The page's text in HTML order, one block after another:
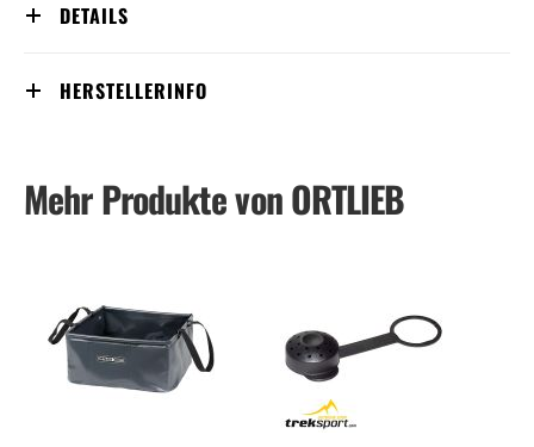
DETAILS
HERSTELLERINFO
Mehr Produkte von ORTLIEB